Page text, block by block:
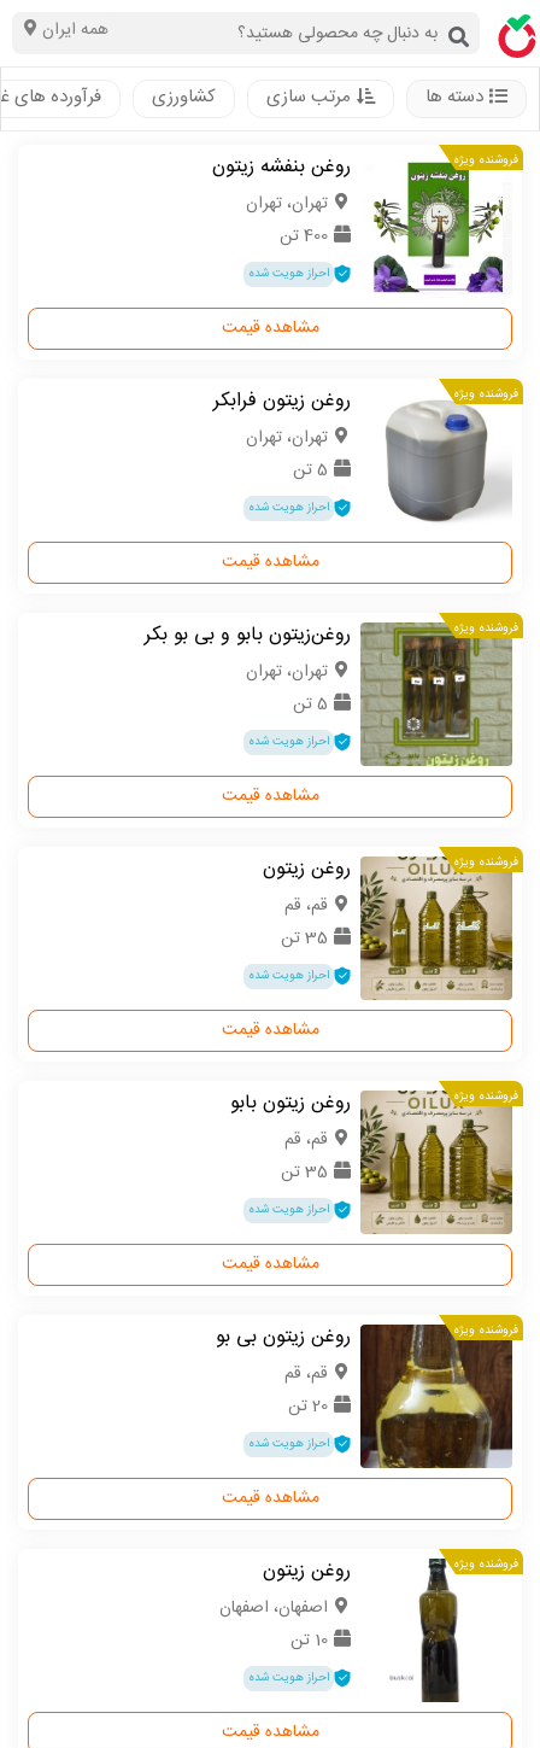
همه ایران
دسته ها مرتب سازی کشاورزی فرآورده های
فروشنده ویژه روغن بنفشه زیتون
تهران، تهران
400 تن
احراز هویت شده
مشاهده قیمت
فروشنده ویژه روغن زیتون فرابکر
تهران، تهران
5 تن
احراز هویت شده
مشاهده قیمت
فروشنده ویژه روغن‌زیتون بابو و بی بو بکر
تهران، تهران
5 تن
احراز هویت شده
مشاهده قیمت
فروشنده ویژه روغن زیتون
قم، قم
35 تن
احراز هویت شده
مشاهده قیمت
فروشنده ویژه روغن زیتون بابو
قم، قم
35 تن
احراز هویت شده
مشاهده قیمت
فروشنده ویژه روغن زیتون بی بو
قم، قم
20 تن
احراز هویت شده
مشاهده قیمت
فروشنده ویژه روغن زیتون
اصفهان، اصفهان
10 تن
احراز هویت شده
مشاهده قیمت